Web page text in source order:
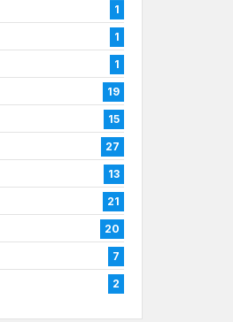
1
1
1
19
15
27
13
21
20
7
2